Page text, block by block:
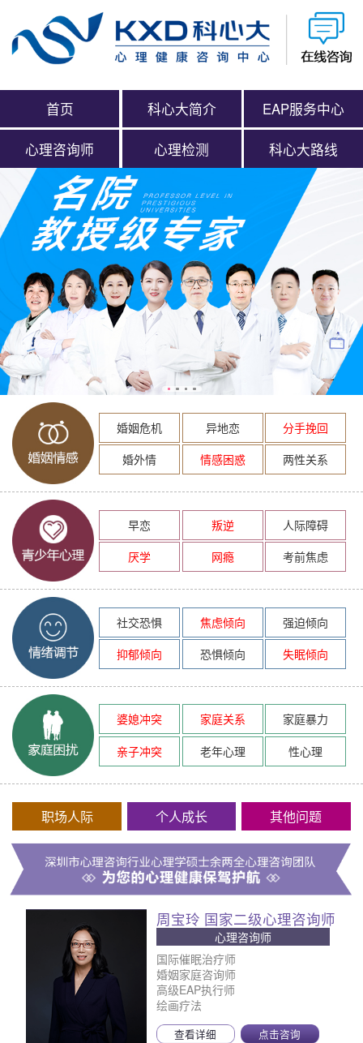
首页 科心大简介 EAP服务中心
心理咨询师 心理检测 科心大路线
婚姻危机 异地恋
分手挽回
婚外情
情感困惑 两性关系
早恋 叛逆
人际障碍
厌学
网瘾 考前焦虑
社交恐惧 焦虑倾向
强迫倾向
抑郁倾向
恐惧倾向 失眠倾向
婆媳冲突 家庭关系
家庭暴力
亲子冲突
老年心理 性心理
职场人际 个人成长 其他问题
周宝玲 国家二级心理咨询师
心理咨询师
国际催眠治疗师
婚姻家庭咨询师
高级EAP执行师
绘画疗法
查看详细 点击咨询